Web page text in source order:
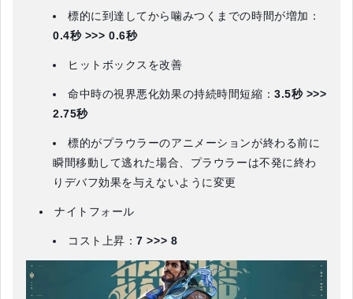
標的に到達してから噛みつくまでの時間が増加：
0.4秒 >>> 0.6秒
ヒットボックスを改善
命中時の視界悪化効果の持続時間短縮：3.5秒 >>>
2.75秒
標的がプラウラーのアニメーションが終わる前に
瞬間移動して逃れた場合、プラウラーは不発に終わ
りデバフ効果を与えないように変更
ナイトフォール
コスト上昇：7 >>> 8